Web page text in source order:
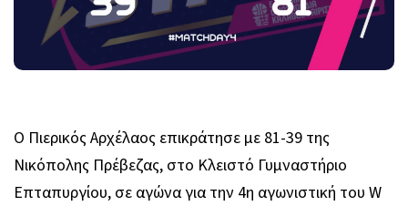
Ο Πιερικός Αρχέλαος επικράτησε με 81-39 της
Νικόπολης Πρέβεζας, στο Κλειστό Γυμναστήριο
Επταπυργίου, σε αγώνα για την 4η αγωνιστική του W